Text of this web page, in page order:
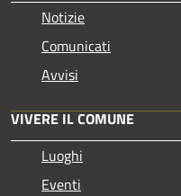
Notizie
Comunicati
Avvisi
VIVERE IL COMUNE
Luoghi
Eventi